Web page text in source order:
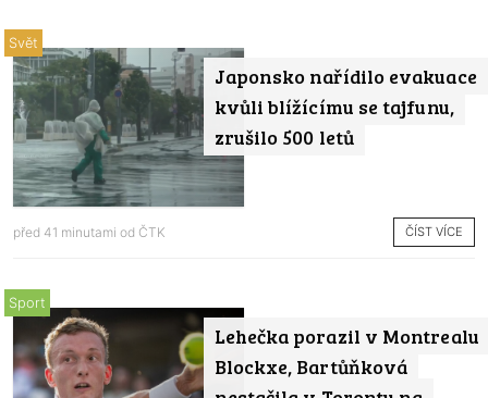
Japonsko nařídilo evakuace
kvůli blížícímu se tajfunu,
zrušilo 500 letů
Svět
před 41 minutami od ČTK ČÍST VÍCE
Lehečka porazil v Montrealu
Blockxe, Bartůňková
Sport